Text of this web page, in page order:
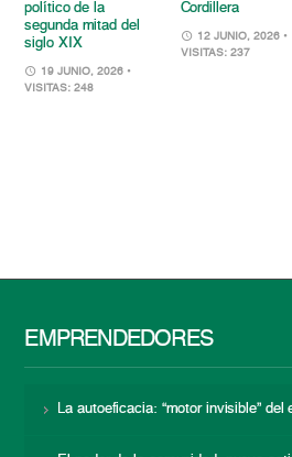
político de la
segunda mitad del
siglo XIX
19 JUNIO, 2026 •
VISITAS: 248
Cordillera
12 JUNIO, 2026 •
VISITAS: 237
EMPRENDEDORES
La autoeficacia: “motor invisible” del